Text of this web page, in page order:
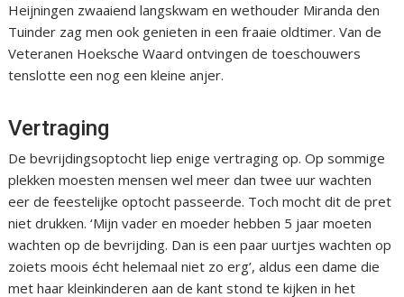
Heijningen zwaaiend langskwam en wethouder Miranda den
Tuinder zag men ook genieten in een fraaie oldtimer. Van de
Veteranen Hoeksche Waard ontvingen de toeschouwers
tenslotte een nog een kleine anjer.
Vertraging
De bevrijdingsoptocht liep enige vertraging op. Op sommige
plekken moesten mensen wel meer dan twee uur wachten
eer de feestelijke optocht passeerde. Toch mocht dit de pret
niet drukken. ‘Mijn vader en moeder hebben 5 jaar moeten
wachten op de bevrijding. Dan is een paar uurtjes wachten op
zoiets moois écht helemaal niet zo erg’, aldus een dame die
met haar kleinkinderen aan de kant stond te kijken in het